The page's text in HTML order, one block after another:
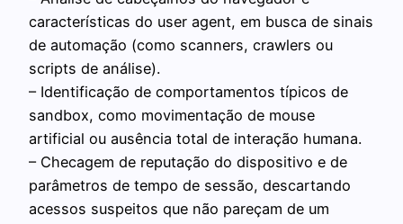
características do user agent, em busca de sinais
de automação (como scanners, crawlers ou
scripts de análise).
– Identificação de comportamentos típicos de
sandbox, como movimentação de mouse
artificial ou ausência total de interação humana.
– Checagem de reputação do dispositivo e de
parâmetros de tempo de sessão, descartando
acessos suspeitos que não pareçam de um